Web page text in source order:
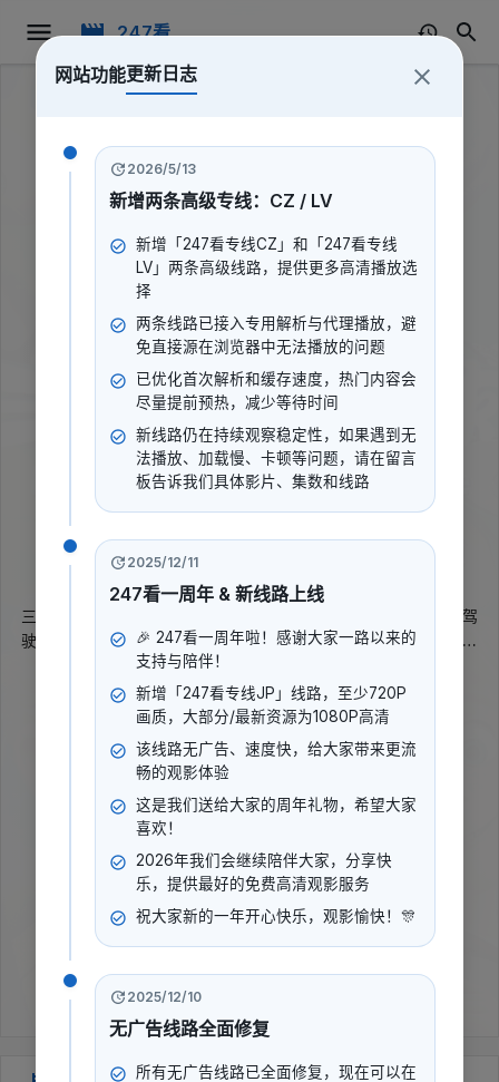
247看
三傻闹地球
6.3 2018
动画 科幻 冒险
三个来自外太空的家伙在电视购物里看中了神奇按摩毯，兴冲冲驾
驶飞船前往地球，却在途中发生意外坠落。坠机后，他们遇见孤独
的小男孩Luis，并很快成了朋友。Luis的父亲一心想证明宇宙中存
在智慧生命，长期忽视儿子，校长又建议把他送进寄宿学校。为了
不被迫离家，Luis与外星伙伴卷入一场笑料不断的冒险。
导演:
克里斯托弗·劳恩斯坦 沃尔夫冈·劳恩斯坦 +1
演员:
卡勒姆·马洛尼
立即播放
网站功能更新日志
2026/5/13
新增两条高级专线：CZ / LV
新增「247看专线CZ」和「247看专线
LV」两条高级线路，提供更多高清播放选
择
两条线路已接入专用解析与代理播放，避
免直接源在浏览器中无法播放的问题
已优化首次解析和缓存速度，热门内容会
尽量提前预热，减少等待时间
新线路仍在持续观察稳定性，如果遇到无
法播放、加载慢、卡顿等问题，请在留言
板告诉我们具体影片、集数和线路
2025/12/11
247看一周年 & 新线路上线
🎉 247看一周年啦！感谢大家一路以来的
支持与陪伴！
新增「247看专线JP」线路，至少720P
画质，大部分/最新资源为1080P高清
该线路无广告、速度快，给大家带来更流
畅的观影体验
这是我们送给大家的周年礼物，希望大家
喜欢！
2026年我们会继续陪伴大家，分享快
乐，提供最好的免费高清观影服务
祝大家新的一年开心快乐，观影愉快！🎊
2025/12/10
无广告线路全面修复
所有无广告线路已全面修复，现在可以在